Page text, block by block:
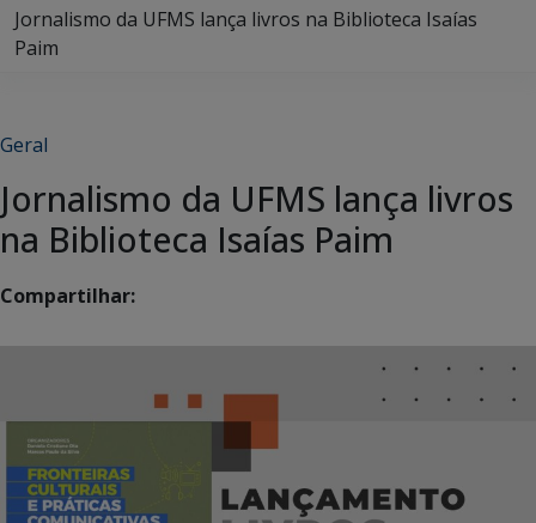
Jornalismo da UFMS lança livros na Biblioteca Isaías
Paim
Geral
Jornalismo da UFMS lança livros
na Biblioteca Isaías Paim
Compartilhar: